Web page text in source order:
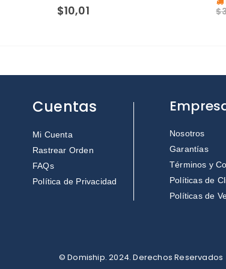
$10,01 0
$
Cuentas
Mi Cuenta
Rastrear Orden
FAQs
Política de Privacidad
Nosotros
Garantías
Términos y
Políticas de
Políticas de
© Domiship. 2024. Derechos Reservados